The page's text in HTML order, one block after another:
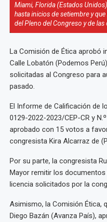
Miami, Florida (Estados
hasta inicios de setiembre y
del Pleno del Congreso y de
La Comisión de Ética aprobó
Calle Lobatón (Podemos
solicitadas al Congreso para
pasado.
El Informe de Calificación de
0129-2022-2023/CEP-CR y
aprobado con 15 votos a
congresista Kira Alcarraz de
Por su parte, la congresista
Mayor remitir los
licencia solicitados por la
Asimismo, la Comisión Ética,
Diego Bazán (Avanza País),